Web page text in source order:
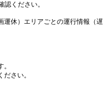
認ください。
運休）エリアごとの運行情報（
ださい。